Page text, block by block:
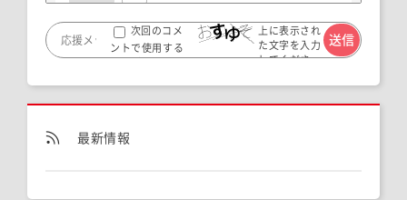
2024.06.12
次回のコメ
ントで使用する
ためブラウザー
イトを保存する。
上に表示され
た文字を入力
してくださ
最新情報